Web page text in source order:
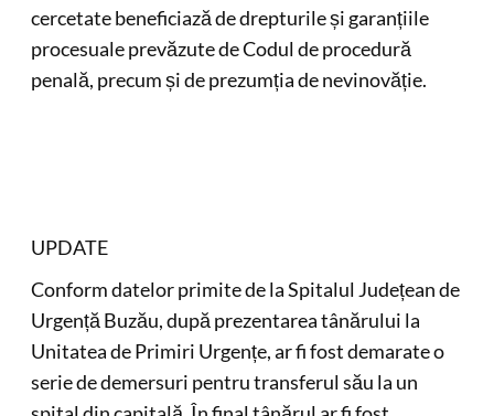
cercetate beneficiază de drepturile și garanțiile
procesuale prevăzute de Codul de procedură
penală, precum și de prezumția de nevinovăție.
UPDATE
Conform datelor primite de la Spitalul Județean de
Urgență Buzău, după prezentarea tânărului la
Unitatea de Primiri Urgențe, ar fi fost demarate o
serie de demersuri pentru transferul său la un